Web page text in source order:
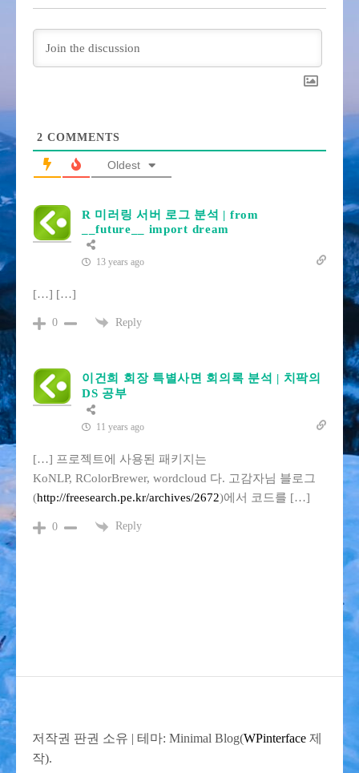
2 COMMENTS
Oldest
R 미러링 서버 로그 분석 | from
__future__ import dream
13 years ago
[…] […]
0 Reply
이건희 회장 특별사면 회의록 분석 | 치팍의
DS 공부
11 years ago
[…] 프로젝트에 사용된 패키지는
KoNLP, RColorBrewer, wordcloud 다. 고감자님 블로그
(http://freesearch.pe.kr/archives/2672)에서 코드를 […]
0 Reply
저작권 판권 소유 | 테마: Minimal Blog(WPinterface 제
작).